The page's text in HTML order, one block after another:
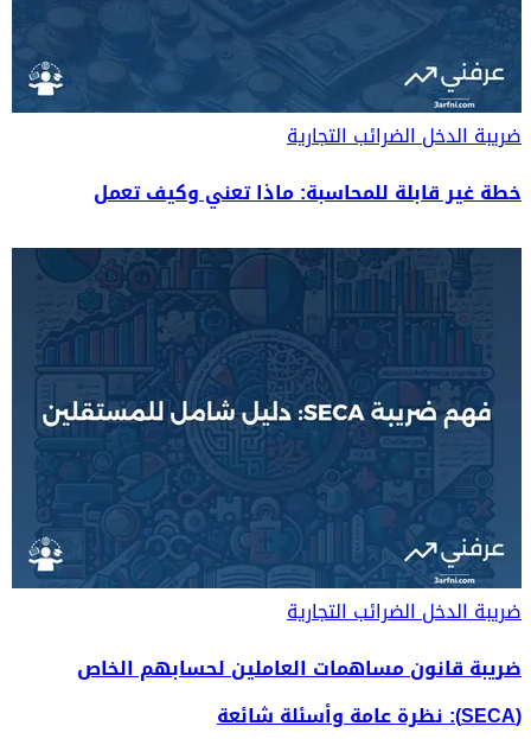
ضريبة الدخلالضرائب التجارية
خطة غير قابلة للمحاسبة: ماذا تعني وكيف تعمل
ضريبة الدخلالضرائب التجارية
ضريبة قانون مساهمات العاملين لحسابهم الخاص
(SECA): نظرة عامة وأسئلة شائعة